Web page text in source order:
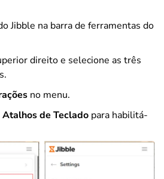
Jibble na barra de ferramentas do
direito e selecione as três
no menu.
Atalhos de Teclado para habilitá-